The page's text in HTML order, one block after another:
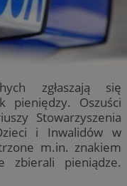
zgłaszają się
pieniędzy. Oszuści
Stowarzyszenia
i Inwalidów w
m.in. znakiem
zbierali pieniądze.